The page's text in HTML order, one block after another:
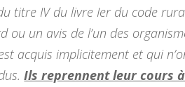
titre IV du livre Ier du code
ou un avis de l’un des
acquis implicitement et qui
Ils reprennent leur cours